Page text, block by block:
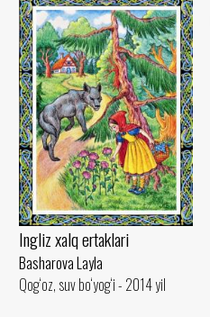
Ingliz xalq ertaklari
Basharova Layla
Qog‘oz, suv bo‘yog‘i - 2014 yil